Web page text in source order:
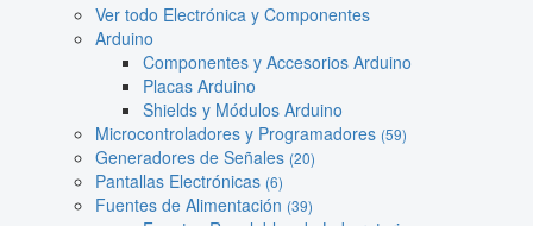
Ver todo Electrónica y Componentes
Arduino
Componentes y Accesorios Arduino
Placas Arduino
Shields y Módulos Arduino
Microcontroladores y Programadores (59)
Generadores de Señales (20)
Pantallas Electrónicas (6)
Fuentes de Alimentación (39)